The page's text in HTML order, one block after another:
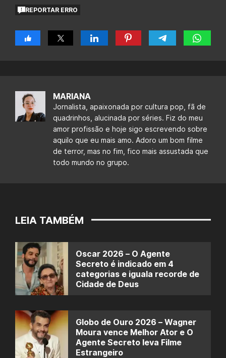
REPORTAR ERRO
MARIANA
Jornalista, apaixonada por cultura pop, fã de
quadrinhos, alucinada por séries. Fiz do meu
amor profissão e hoje sigo escrevendo sobre
aquilo que eu mais amo. Adoro um bom filme
de terror, mas no fim, fico mais assustada que
todo mundo no grupo.
LEIA TAMBÉM
Oscar 2026 – O Agente
Secreto é indicado em 4
categorias e iguala recorde de
Cidade de Deus
Globo de Ouro 2026 – Wagner
Moura vence Melhor Ator e O
Agente Secreto leva Filme
Estrangeiro